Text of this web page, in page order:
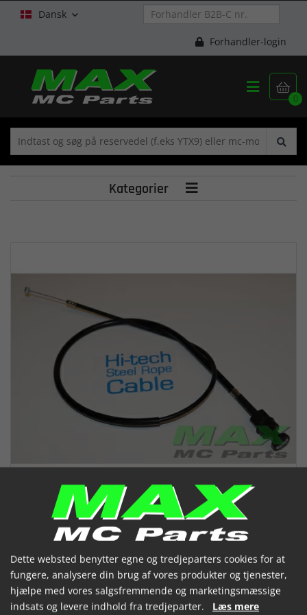
Dansk 
Forhandler-login

0

Kategorier 
Chokerkabel HONDA CB750F/F2
80-82
Dette websted benytter egne og tredjeparters cookies for at
fungere, analysere din brug af vores produkter og tjenester,
hjælpe med vores salgsfremmende og marketingsmæssige
indsats og levere indhold fra tredjeparter. Læs mere